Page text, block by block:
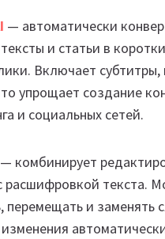
— автоматически
и статьи в
Включает субтитры,
упрощает создание
и социальных сетей.
— комбинирует
расшифровкой текста.
перемещать и заменять
изменения